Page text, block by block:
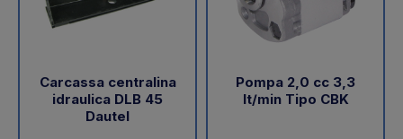
Carcassa centralina
idraulica DLB 45
Dautel
Pompa 2,0 cc 3,3
lt/min Tipo CBK